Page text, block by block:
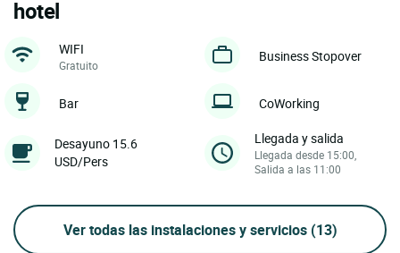
hotel
WIFI
Gratuito
Business Stopover
Bar CoWorking
Desayuno 15.6
USD/Pers
Llegada y salida
Llegada desde 15:00,
Salida a las 11:00
Ver todas las instalaciones y servicios (13)